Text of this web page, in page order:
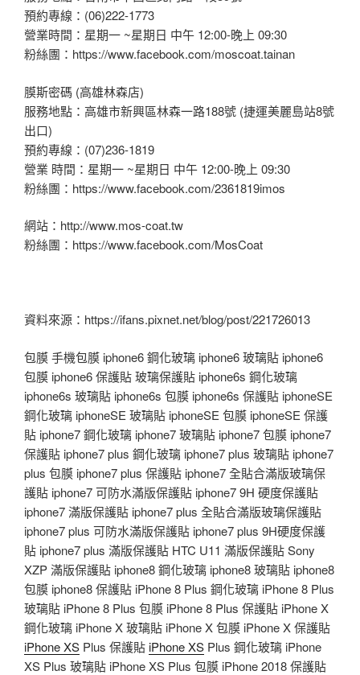
預約專線：(06)222-1773
營業時間：星期一 ~星期日 中午 12:00-晚上 09:30
粉絲團：https://www.facebook.com/moscoat.tainan
膜斯密碼 (高雄林森店)
服務地點：高雄市新興區林森一路188號 (捷運美麗島站8號
出口)
預約專線：(07)236-1819
營業 時間：星期一 ~星期日 中午 12:00-晚上 09:30
粉絲團：https://www.facebook.com/2361819imos
網站：http://www.mos-coat.tw
粉絲團：https://www.facebook.com/MosCoat
資料來源：https://ifans.pixnet.net/blog/post/221726013
包膜 手機包膜 iphone6 鋼化玻璃 iphone6 玻璃貼 iphone6
包膜 iphone6 保護貼 玻璃保護貼 iphone6s 鋼化玻璃
iphone6s 玻璃貼 iphone6s 包膜 iphone6s 保護貼 iphoneSE
鋼化玻璃 iphoneSE 玻璃貼 iphoneSE 包膜 iphoneSE 保護
貼 iphone7 鋼化玻璃 iphone7 玻璃貼 iphone7 包膜 iphone7
保護貼 iphone7 plus 鋼化玻璃 iphone7 plus 玻璃貼 iphone7
plus 包膜 iphone7 plus 保護貼 iphone7 全貼合滿版玻璃保
護貼 iphone7 可防水滿版保護貼 iphone7 9H 硬度保護貼
iphone7 滿版保護貼 iphone7 plus 全貼合滿版玻璃保護貼
iphone7 plus 可防水滿版保護貼 iphone7 plus 9H硬度保護
貼 iphone7 plus 滿版保護貼 HTC U11 滿版保護貼 Sony
XZP 滿版保護貼 iphone8 鋼化玻璃 iphone8 玻璃貼 iphone8
包膜 iphone8 保護貼 iPhone 8 Plus 鋼化玻璃 iPhone 8 Plus
玻璃貼 iPhone 8 Plus 包膜 iPhone 8 Plus 保護貼 iPhone X
鋼化玻璃 iPhone X 玻璃貼 iPhone X 包膜 iPhone X 保護貼
iPhone XS Plus 保護貼iPhone XS Plus 鋼化玻璃 iPhone
XS Plus 玻璃貼 iPhone XS Plus 包膜 iPhone 2018 保護貼